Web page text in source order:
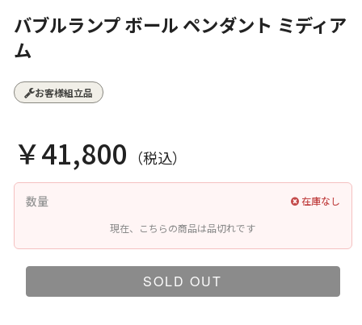
バブルランプ ボール ペンダント ミディア
ム
お客様組立品
￥41,800 （税込）
数量
在庫なし
現在、こちらの商品は品切れです
SOLD OUT